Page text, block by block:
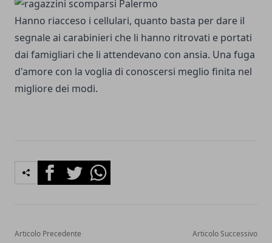
Hanno riacceso i cellulari, quanto basta per dare il
segnale ai carabinieri che li hanno ritrovati e portati
dai famigliari che li attendevano con ansia. Una fuga
d'amore con la voglia di conoscersi meglio finita nel
migliore dei modi.
FacebookTwitterWhatsapp
Articolo Precedente Articolo Successivo